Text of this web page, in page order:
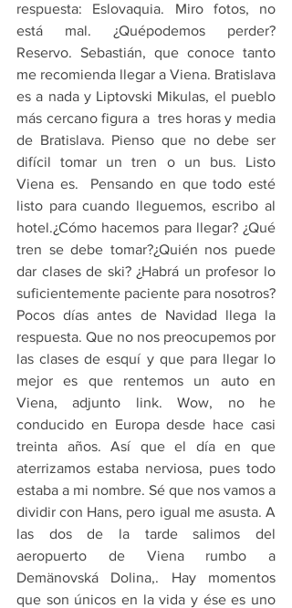
respuesta: Eslovaquia. Miro fotos, no
está mal. ¿Quépodemos perder?
Reservo. Sebastián, que conoce tanto
me recomienda llegar a Viena. Bratislava
es a nada y Liptovski Mikulas, el pueblo
más cercano figura a  tres horas y media
de Bratislava. Pienso que no debe ser
difícil tomar un tren o un bus. Listo
Viena es.  Pensando en que todo esté
listo para cuando lleguemos, escribo al
hotel.¿Cómo hacemos para llegar? ¿Qué
tren se debe tomar?¿Quién nos puede
dar clases de ski? ¿Habrá un profesor lo
suficientemente paciente para nosotros?
Pocos días antes de Navidad llega la
respuesta. Que no nos preocupemos por
las clases de esquí y que para llegar lo
mejor es que rentemos un auto en
Viena, adjunto link. Wow, no he
conducido en Europa desde hace casi
treinta años. Así que el día en que
aterrizamos estaba nerviosa, pues todo
estaba a mi nombre. Sé que nos vamos a
dividir con Hans, pero igual me asusta. A
las dos de la tarde salimos del
aeropuerto de Viena rumbo a
Demänovská Dolina,. Hay momentos
que son únicos en la vida y ése es uno